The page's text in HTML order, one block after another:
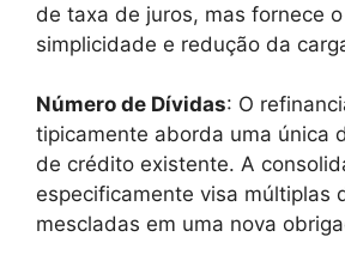
de taxa de juros, mas fornece
simplicidade e redução da
Número de Dívidas: O
tipicamente aborda uma única
de crédito existente. A
especificamente visa múltiplas
mescladas em uma nova